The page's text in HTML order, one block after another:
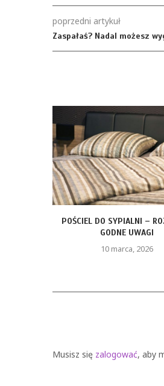
poprzedni artykuł
Zaspałaś? Nadal możesz
CZERWONA SUKIENKA Z
JAKIE ELEMENTY
26 stycznia, 2026
Musisz się zalogować, aby